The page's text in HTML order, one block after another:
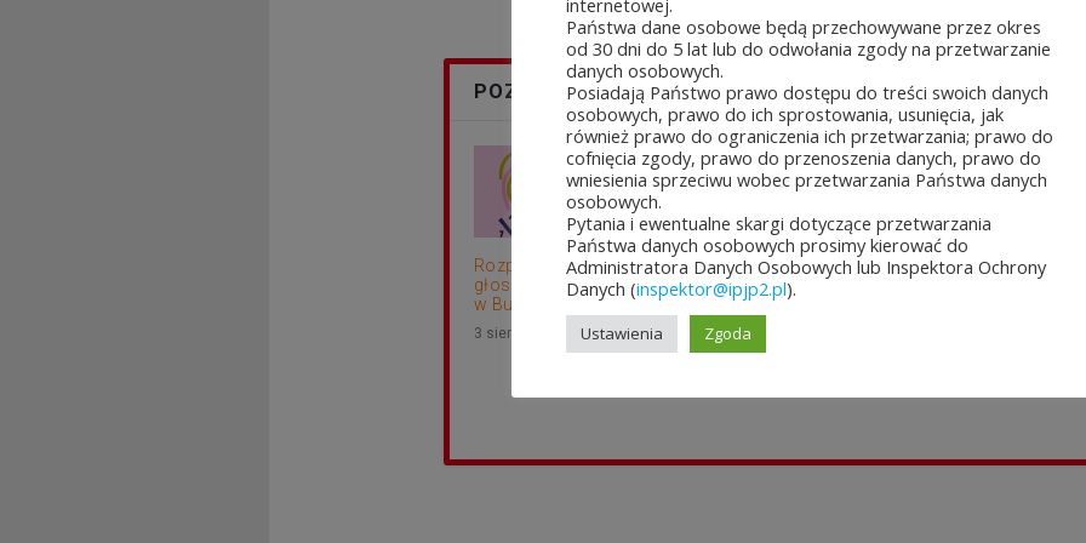
POZOSTAŁE AKTUALNOŚCI
Rozpoczęło się
głosowanie
w Budżeci...
3 sierpnia&8b44p;2026
Jubileuszowe XXV
Mistrzostwa
Polski Duch...
10 lipca&7b19p;2026
Konkurs
plastyczny
Nowość
Państwa dane osobowe będą przechowywane przez okres
od 30 dni do 5 lat lub do odwołania zgody na przetwarzanie
danych osobowych.
Posiadają Państwo prawo dostępu do treści swoich danych
osobowych, prawo do ich sprostowania, usunięcia, jak
również prawo do ograniczenia ich przetwarzania; prawo do
cofnięcia zgody, prawo do przenoszenia danych, prawo do
wniesienia sprzeciwu wobec przetwarzania Państwa danych
osobowych.
Pytania i ewentualne skargi dotyczące przetwarzania
Państwa danych osobowych prosimy kierować do
Administratora Danych Osobowych lub Inspektora Ochrony
Danych (inspektor@ipjp2.pl).
Ustawienia Zgoda